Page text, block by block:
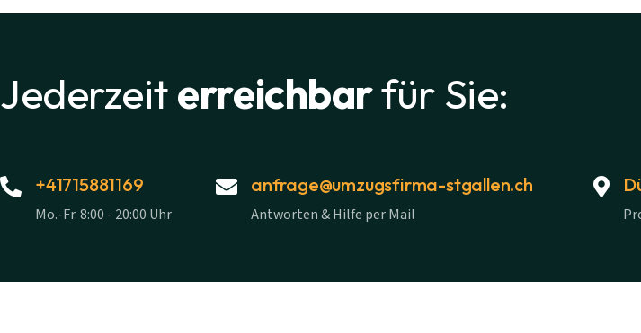
Jederzeiterreichbarfür Sie:
+41715881169
Mo.-Fr. 8:00 - 20:00 Uhr
anfrage@umzugsfirma-stgallen.ch
Antworten & Hilfe per Mail